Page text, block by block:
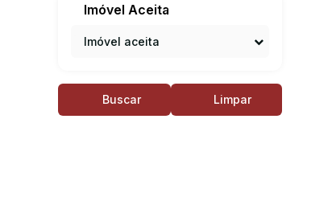
Imóvel Aceita
Imóvel aceita
Buscar Limpar